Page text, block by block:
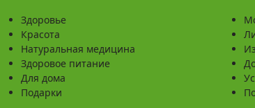
Здоровье
Красота
Натуральная медицина
Здоровое питание
Для дома
Подарки